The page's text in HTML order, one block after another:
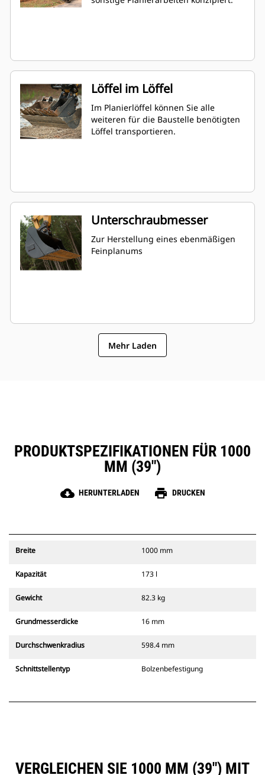
Löffel im Löffel
Im Planierlöffel können Sie alle
weiteren für die Baustelle benötigten
Löffel transportieren.
Unterschraubmesser
Zur Herstellung eines ebenmäßigen
Feinplanums
Mehr Laden
PRODUKTSPEZIFIKATIONEN FÜR 1000
MM (39")
cloud_download HERUNTERLADEN print DRUCKEN
Breite 1000 mm
Kapazität 173 l
Gewicht 82.3 kg
Grundmesserdicke 16 mm
Durchschwenkradius 598.4 mm
Schnittstellentyp Bolzenbefestigung
VERGLEICHEN SIE 1000 MM (39") MIT